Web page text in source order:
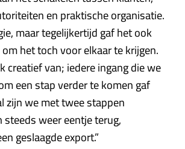
en praktische organisatie.
maar tegelijkertijd gaf het ook
het toch voor elkaar te krijgen.
creatief van; iedere ingang die we
een stap verder te komen gaf
zijn we met twee stappen
weer eentje terug,
geslaagde export.”